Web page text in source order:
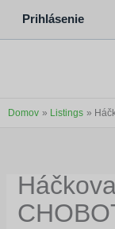
Prihlásenie
Domov Listings